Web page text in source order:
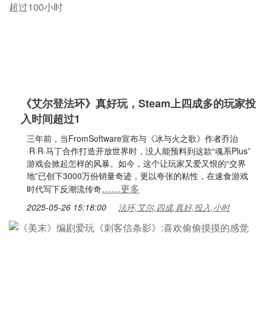
《艾尔登法环》真好玩，Steam上四成多的玩家投
入时间超过1
三年前，当FromSoftware宣布与《冰与火之歌》作者乔治
·R·R·马丁合作打造开放世界时，没人能预料到这款“魂系Plus”
游戏会掀起怎样的风暴。如今，这个让玩家又爱又恨的“交界
地”已创下3000万份销量奇迹，更以夸张的粘性，在速食游戏
时代写下反潮流传奇……更多
2025-05-26 15:18:00 法环,艾尔,四成,真好,投入,小时